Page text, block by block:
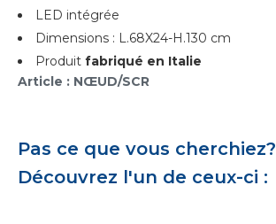
LED intégrée
Dimensions : L.68X24-H.130 cm
Produit fabriqué en Italie
Article : NŒUD/SCR
Pas ce que vous cherchiez?
Découvrez l'un de ceux-ci :